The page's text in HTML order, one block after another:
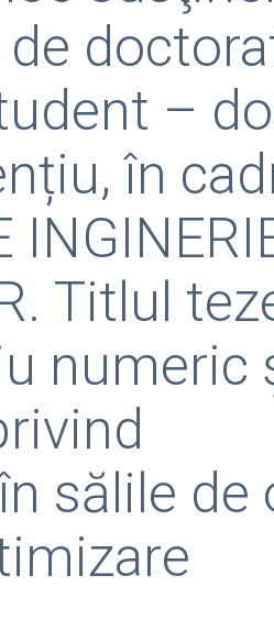
–
în
Titlul
numeric
sălile de